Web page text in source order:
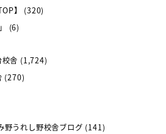
】
(320)
(6)
舎 (1,724)
(270)
野うれし野校舎ブログ (141)